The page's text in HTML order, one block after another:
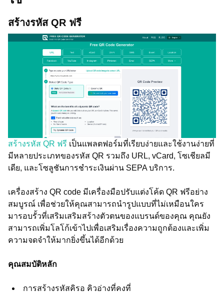
สร้างรหัส QR ฟรี
สร้างรหัส QR ฟรี เป็นแพลตฟอร์มที่เรียบง่ายและใช้งานง่ายที่
มีหลายประเภทของรหัส QR รวมถึง URL, vCard, โซเชียลมี
เดีย, และโซลูชันการชำระเงินผ่าน SEPA บริการ.
เครื่องสร้าง QR code มีเครื่องมือปรับแต่งโค้ด QR ฟรีอย่าง
สมบูรณ์ เพื่อช่วยให้คุณสามารถนำรูปแบบที่ไม่เหมือนใคร
มารอบรั้วที่เสริมเสริมสร้างตัวตนของแบรนด์ของคุณ คุณยัง
สามารถเพิ่มโลโก้เข้าไปเพื่อเสริมเรื่องความถูกต้องและเพิ่ม
ความจดจำให้มากยิ่งขึ้นได้อีกด้วย
คุณสมบัติหลัก
การสร้างรหัสคิรอ คิวอ่างที่คงที่